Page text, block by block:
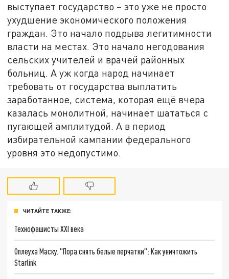
выступает государство – это уже не просто
ухудшение экономического положения
граждан. Это начало подрыва легитимности
власти на местах. Это начало негодования
сельских учителей и врачей районных
больниц. А уж когда народ начинает
требовать от государства выплатить
заработанное, система, которая ещё вчера
казалась монолитной, начинает шататься с
пугающей амплитудой. А в период
избирательной кампании федерального
уровня это недопустимо.
ЧИТАЙТЕ ТАКЖЕ:
Технофашисты XXI века
Оплеуха Маску. "Пора снять белые перчатки": Как уничтожить
Starlink